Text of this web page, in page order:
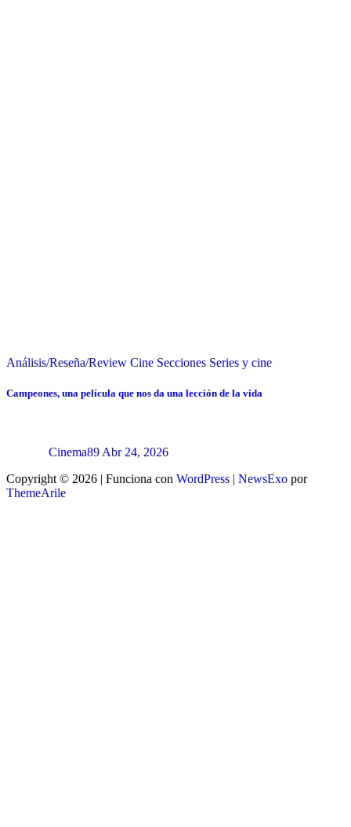
Análisis/Reseña/Review Cine Secciones Series y cine
Campeones, una película que nos da una lección de la vida
Cinema89 Abr 24, 2026
Copyright © 2026 | Funciona con WordPress | NewsExo por
ThemeArile